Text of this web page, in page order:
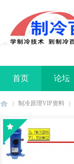
首页 论坛
办理会员
制
制冷原理VIP资料